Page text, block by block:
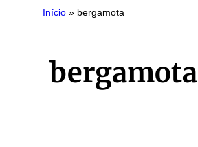
Início » bergamota
bergamota